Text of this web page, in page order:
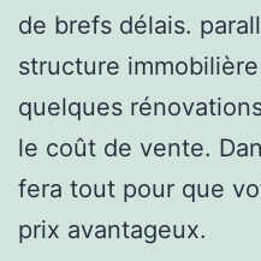
de brefs délais.
structure
quelques
le coût de vente.
fera tout pour que
prix avantageux.